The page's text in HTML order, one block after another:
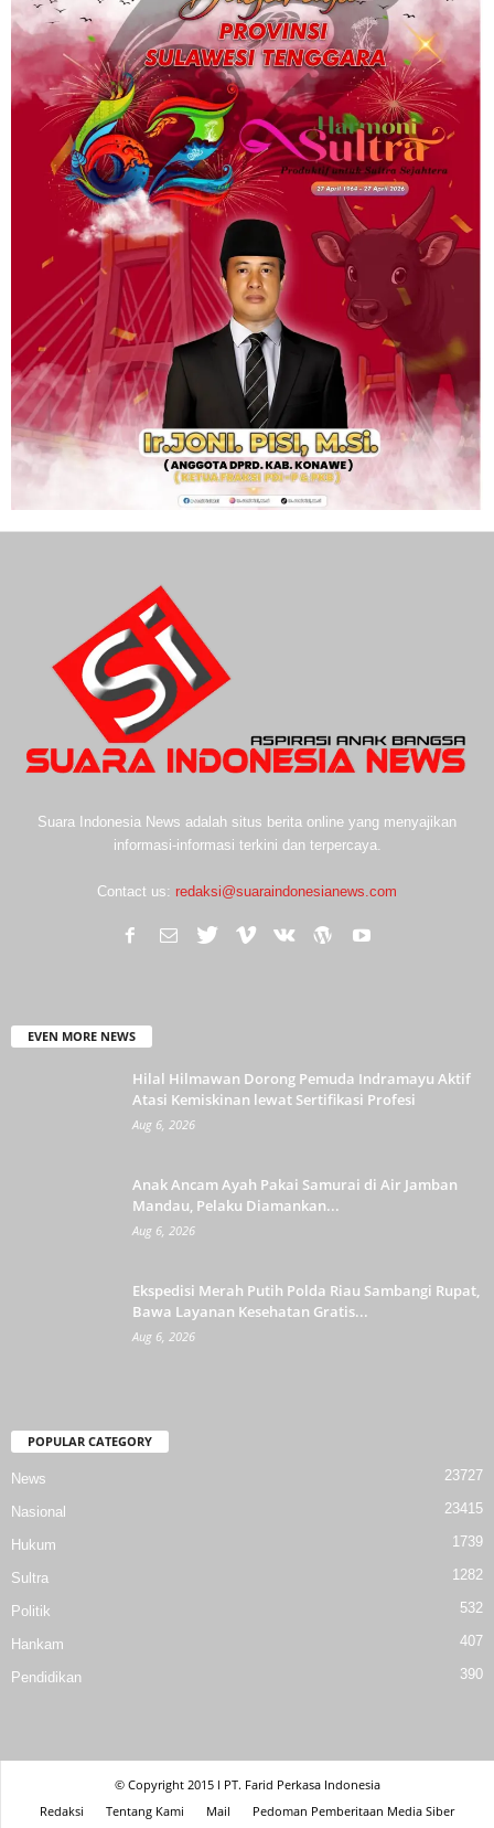
Suara Indonesia News adalah situs berita online yang menyajikan
informasi-informasi terkini dan terpercaya.
Contact us: redaksi@suaraindonesianews.com
EVEN MORE NEWS
Hilal Hilmawan Dorong Pemuda Indramayu Aktif
Atasi Kemiskinan lewat Sertifikasi Profesi
Aug 6, 2026
Anak Ancam Ayah Pakai Samurai di Air Jamban
Mandau, Pelaku Diamankan...
Aug 6, 2026
Ekspedisi Merah Putih Polda Riau Sambangi Rupat,
Bawa Layanan Kesehatan Gratis...
Aug 6, 2026
POPULAR CATEGORY
News 23727
Nasional 23415
Hukum 1739
Sultra 1282
Politik 532
Hankam 407
Pendidikan 390
© Copyright 2015 l PT. Farid Perkasa Indonesia
Redaksi
Tentang Kami Mail Pedoman Pemberitaan Media Siber